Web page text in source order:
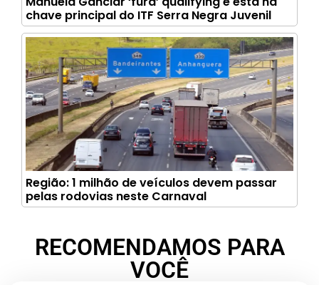
chave principal do ITF Serra Negra Juvenil
Região: 1 milhão de veículos devem passar
pelas rodovias neste Carnaval
RECOMENDAMOS PARA
VOCÊ